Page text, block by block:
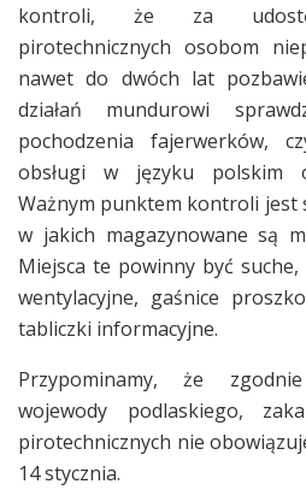
kontroli, że za
pirotechnicznych osobom
nawet do dwóch lat
działań mundurowi
pochodzenia fajerwerków,
obsługi w języku polskim
Ważnym punktem kontroli jest
w jakich magazynowane są
Miejsca te powinny być
wentylacyjne, gaśnice
tabliczki informacyjne.
Przypominamy, że
wojewody podlaskiego,
pirotechnicznych nie
14 stycznia.